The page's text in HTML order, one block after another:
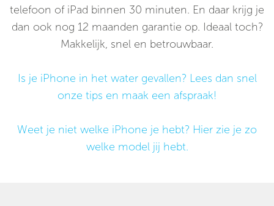
telefoon of iPad binnen 30 minuten. En daar krijg je
dan ook nog 12 maanden garantie op. Ideaal toch?
Makkelijk, snel en betrouwbaar.
Is je iPhone in het water gevallen? Lees dan snel
onze tips en maak een afspraak!
Weet je niet welke iPhone je hebt? Hier zie je zo
welke model jij hebt.